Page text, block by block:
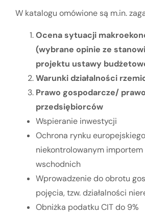
W katalogu omówione są m.in.
Ocena sytuacji
(wybrane opinie ze
projektu ustawy
Warunki działalności
Prawo gospodarcze/ prawo
przedsiębiorców
Wspieranie inwestycji
Ochrona rynku
niekontrolowanym
wschodnich
Wprowadzenie do obrotu
pojęcia, tzw. działalności
Obniżka podatku CIT do 9%